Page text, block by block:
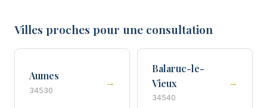
Villes proches pour une consultation
Aumes
34530
→
Balaruc-le-
Vieux
34540
→